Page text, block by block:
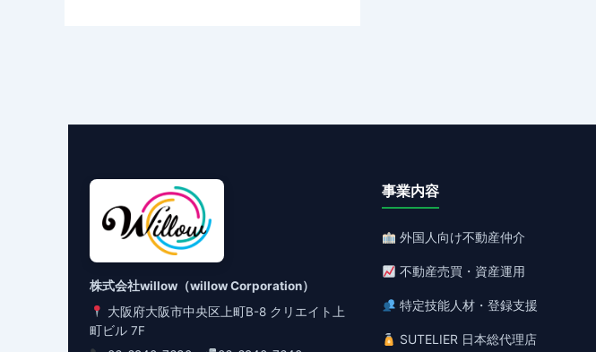
株式会社willow（willow Corporation）
大阪府大阪市中央区上町B-8 クリエイト上
町ビル 7F
事業内容
外国人向け不動産仲介
不動産売買・資産運用
特定技能人材・登録支援
SUTELIER 日本総代理店